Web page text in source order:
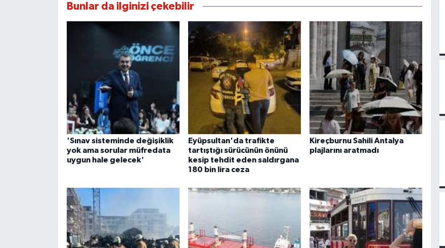
Bunlar da ilginizi çekebilir
'Sınav sisteminde değişiklik
yok ama sorular müfredata
uygun hale gelecek'
Eyüpsultan'da trafikte
tartıştığı sürücünün önünü
kesip tehdit eden saldırgana
180 bin lira ceza
Kireçburnu Sahili Antalya
plajlarını aratmadı